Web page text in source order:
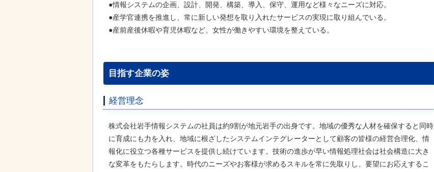
●情報システムの企画、設計、開発、構築、導入、保守、運用など様々なニーズに対応。
●産学官連携を推進し、常に新しい発想を取り入れたサービスの実現に取り組んでいる。
●産前産後休暇や育児休暇など、女性が働きやすい環境を整えている。
目指す企業の姿
経営理念
株式会社岩手情報システムの社員は約9割が地元岩手の出身です。地域の優秀な人材を確保すると同時
に育成にも力を入れ、地域に根ざしたシステムインテグレーターとして顧客の皆様の経営合理化、情
報化に役立つ各種サービスを提供し続けています。技術の進歩が早い情報処理社会は社会構造に大き
な変革をもたらします。時代のニーズやお客様が求めるスキルを常に先取りし、要望にお応えするこ